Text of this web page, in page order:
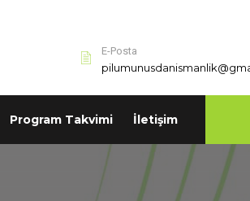
E-Posta
Program Takvimi İletişim